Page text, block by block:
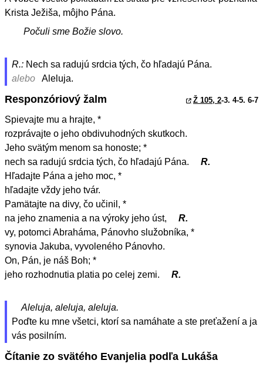
Krista Ježiša, môjho Pána.
Počuli sme Božie slovo.
R.: Nech sa radujú srdcia tých, čo hľadajú Pána.
alebo
Aleluja.
Responzóriový žalm Ž 105, 2-3. 4-5. 6-7
Spievajte mu a hrajte, *
rozprávajte o jeho obdivuhodných skutkoch.
Jeho svätým menom sa honoste; *
nech sa radujú srdcia tých, čo hľadajú Pána.
R.
Hľadajte Pána a jeho moc, *
hľadajte vždy jeho tvár.
Pamätajte na divy, čo učinil, *
na jeho znamenia a na výroky jeho úst,
R.
vy, potomci Abraháma, Pánovho služobníka, *
synovia Jakuba, vyvoleného Pánovho.
On, Pán, je náš Boh; *
jeho rozhodnutia platia po celej zemi.
R.
Aleluja, aleluja, aleluja.
Poďte ku mne všetci, ktorí sa namáhate a ste preťažení a ja
vás posilním.
Čítanie zo svätého Evanjelia podľa Lukáša